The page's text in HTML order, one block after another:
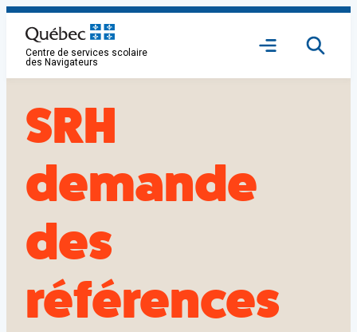
Aller
contenu
Centre de services scolaire
des Navigateurs
Ouvrir
SRH
demande
des
références